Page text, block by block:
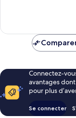
Connectez-
avantages
pour plus
Se connecter